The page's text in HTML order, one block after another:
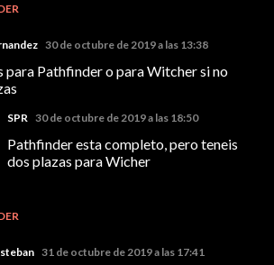
30 de octubre de 2019 a las 13:38
para Pathfinder o para Witcher si no
SPR 30 de octubre de 2019 a las 18:50
Pathfinder esta completo, pero teneis
dos plazas para Wicher
31 de octubre de 2019 a las 17:41